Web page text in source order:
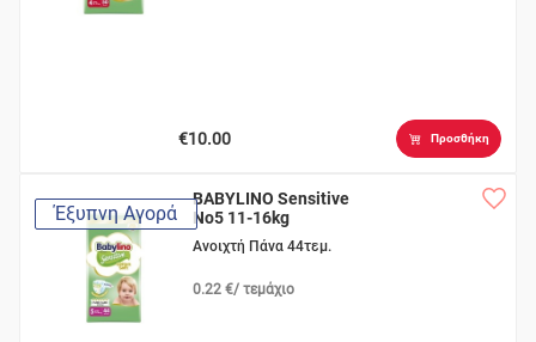
€10.00 Προσθήκη
Έξυπνη Αγορά
BABYLINO Sensitive
No5 11-16kg
Ανοιχτή Πάνα 44τεμ.
0.22 €/ τεμάχιο